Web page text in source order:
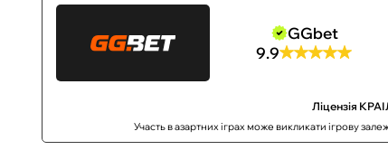
GGbet
9.9
Ліцензія
Участь в азартних іграх може викликати ігрову